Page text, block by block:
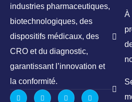
industries pharmaceutiques,
biotechnologiques, des
dispositifs médicaux, des
CRO et du diagnostic,
garantissant l’innovation et
la conformité.
À